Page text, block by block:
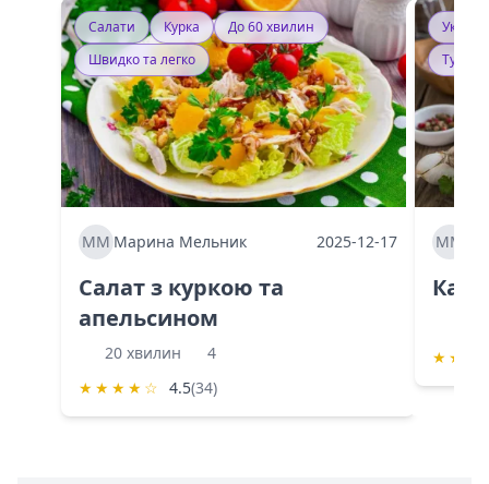
Салати Курка
До 60 хвилин
Швидко та легко
ММ Марина Мельник 2025-12-17
Салат з куркою та
апельсином
20 хвилин
4
★ ★ ★ ★ ☆ 4.5(34)
ММ
★ ★